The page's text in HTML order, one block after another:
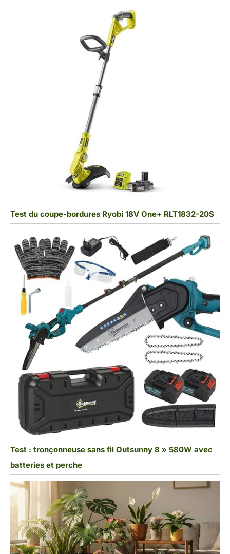
Test du coupe-bordures Ryobi 18V One+ RLT1832-20S
Test : tronçonneuse sans fil Outsunny 8 » 580W avec
batteries et perche